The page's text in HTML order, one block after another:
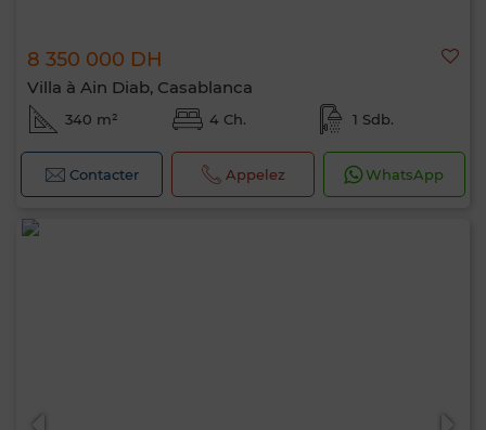
8 350 000 DH
Villa à Ain Diab, Casablanca
340 m² 4 Ch. 1 Sdb.
Contacter Appelez WhatsApp